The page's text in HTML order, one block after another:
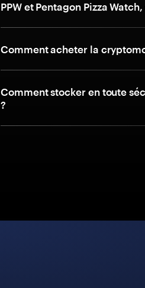
PPW et Pentagon Pizza
Comment acheter la
Comment stocker en toute
?